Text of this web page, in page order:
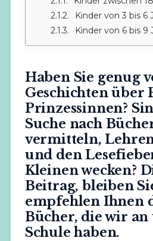
Kinder von 3 bis 6
Kinder von 6 bis 9
Haben Sie genug
Geschichten über
Prinzessinnen?
Suche nach
vermitteln,
und den
Kleinen wecken?
Beitrag, bleiben
empfehlen Ihnen
Bücher, die wir an
Schule haben.